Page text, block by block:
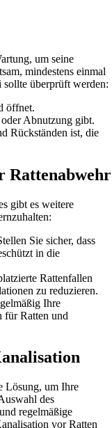
um seine
mindestens einmal
überprüft werden:
öffnet.
Abnutzung gibt.
Rückständen ist, die
Rattenabwehr
gibt es weitere
Sie sicher, dass
in die
Rattenfallen
zu reduzieren.
Ihre
für Ratten und
Lösung, um Ihre
des
regelmäßige
vor Ratten